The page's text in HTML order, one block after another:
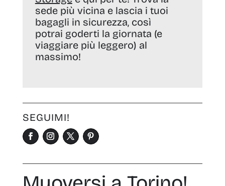
sede più vicina e lascia i tuoi
bagagli in sicurezza, così
potrai goderti la giornata (e
viaggiare più leggero) al
massimo!
SEGUIMI!